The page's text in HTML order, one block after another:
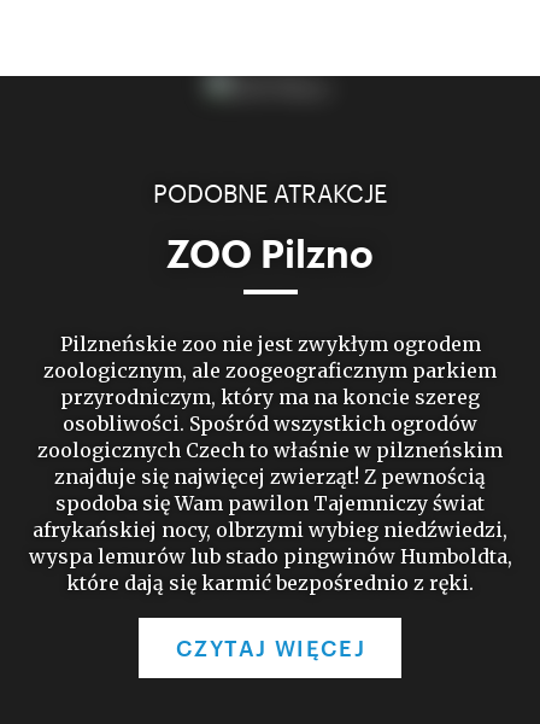
PODOBNE ATRAKCJE
ZOO Pilzno
Pilzneńskie zoo nie jest zwykłym ogrodem
zoologicznym, ale zoogeograficznym parkiem
przyrodniczym, który ma na koncie szereg
osobliwości. Spośród wszystkich ogrodów
zoologicznych Czech to właśnie w pilzneńskim
znajduje się najwięcej zwierząt! Z pewnością
spodoba się Wam pawilon Tajemniczy świat
afrykańskiej nocy, olbrzymi wybieg niedźwiedzi,
wyspa lemurów lub stado pingwinów Humboldta,
które dają się karmić bezpośrednio z ręki.
CZYTAJ WIĘCEJ